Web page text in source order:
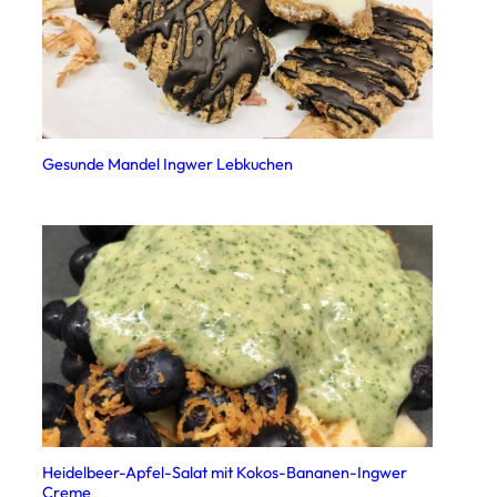
Gesunde Mandel Ingwer Lebkuchen
Heidelbeer-Apfel-Salat mit Kokos-Bananen-Ingwer
Creme